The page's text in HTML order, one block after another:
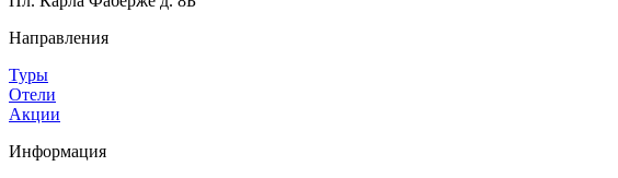
Направления
Туры
Отели
Акции
Информация